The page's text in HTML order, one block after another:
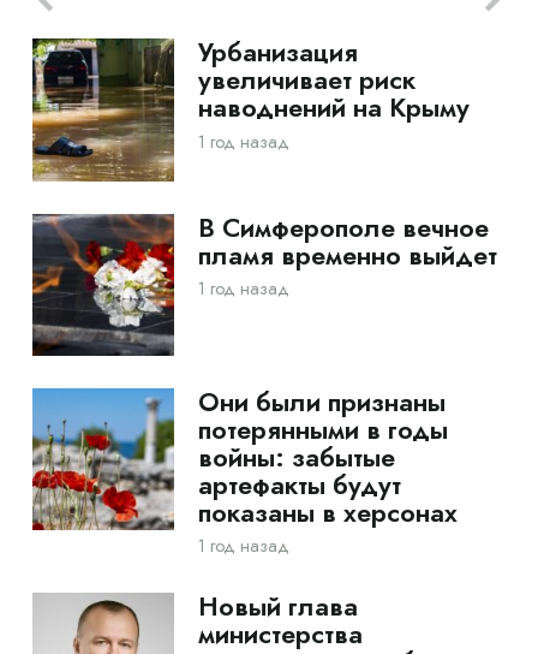
Урбанизация
увеличивает риск
наводнений на Крыму
1 год назад
В Симферополе вечное
пламя временно выйдет
1 год назад
Они были признаны
потерянными в годы
войны: забытые
артефакты будут
показаны в херсонах
1 год назад
Новый глава
министерства